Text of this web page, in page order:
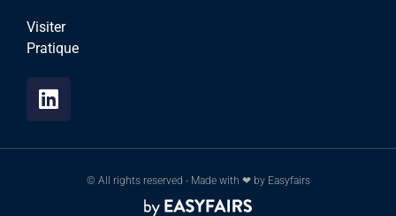
Visiter
Pratique
© All rights reserved - Made with ❤ by Easyfairs